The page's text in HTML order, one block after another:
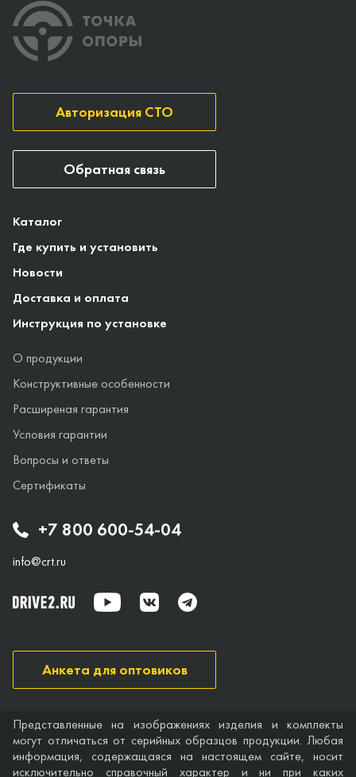
+7 800 600-54-04
info@crt.ru
Каталог
Где купить и установить
Новости
Доставка и оплата
Инструкция по установке
О продукции
Конструктивные особенности
Расширеная гарантия
Условия гарантии
Вопросы и ответы
Сертификаты
Авторизация СТО
Анкета для оптовиков
Обратная связь
Представленные на изображениях изделия и комплекты
могут отличаться от серийных образцов продукции. Любая
информация, содержащаяся на настоящем сайте, носит
исключительно справочный характер и ни при каких